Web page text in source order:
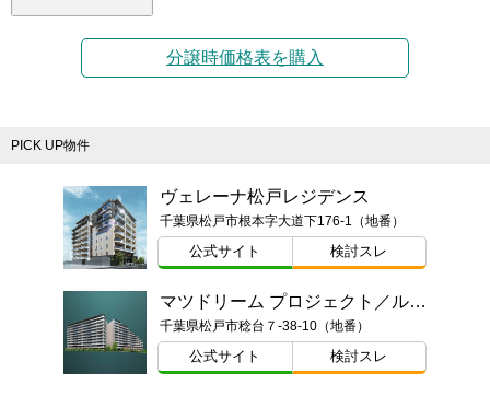
分譲時価格表を購入
PICK UP物件
ヴェレーナ松戸レジデンス
千葉県松戸市根本字大道下176-1（地番）
公式サイト 検討スレ
マツドリーム プロジェクト／ルネ松戸みのり台
千葉県松戸市稔台７-38-10（地番）
公式サイト 検討スレ